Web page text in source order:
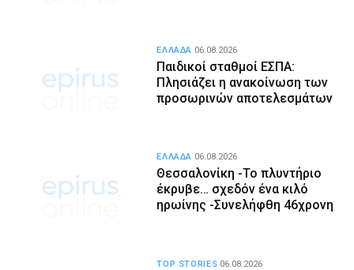
Παιδικοί σταθμοί ΕΣΠΑ:
Πλησιάζει η ανακοίνωση των
προσωρινών αποτελεσμάτων
ΕΛΛΑΔΑ 06.08.2026
Θεσσαλονίκη -Το πλυντήριο
έκρυβε… σχεδόν ένα κιλό
ηρωίνης -Συνελήφθη 46χρονη
ΕΛΛΑΔΑ 06.08.2026
TOP STORIES 06.08.2026